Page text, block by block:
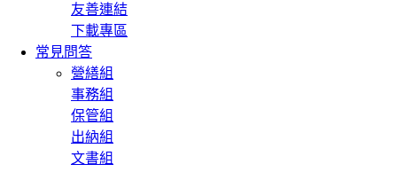
友善連結
下載專區
常見問答
營繕組
事務組
保管組
出納組
文書組